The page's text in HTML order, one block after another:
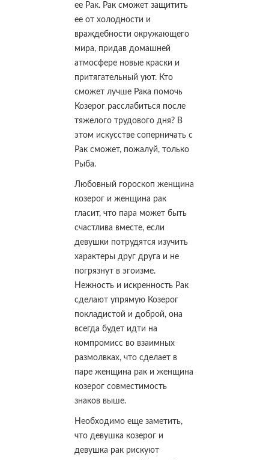
ее Рак. Рак сможет защитить
ее от холодности и
враждебности окружающего
мира, придав домашней
атмосфере новые краски и
притягательный уют. Кто
сможет лучше Рака помочь
Козерог расслабиться после
тяжелого трудового дня? В
этом искусстве соперничать с
Рак сможет, пожалуй, только
Рыба.
Любовный гороскоп женщина
козерог и женщина рак
гласит, что пара может быть
счастлива вместе, если
девушки потрудятся изучить
характеры друг друга и не
погрязнут в эгоизме.
Нежность и искренность Рак
сделают упрямую Козерог
покладистой и доброй, она
всегда будет идти на
компромисс во взаимных
размолвках, что сделает в
паре женщина рак и женщина
козерог совместимость
знаков выше.
Необходимо еще заметить,
что девушка козерог и
девушка рак рискуют